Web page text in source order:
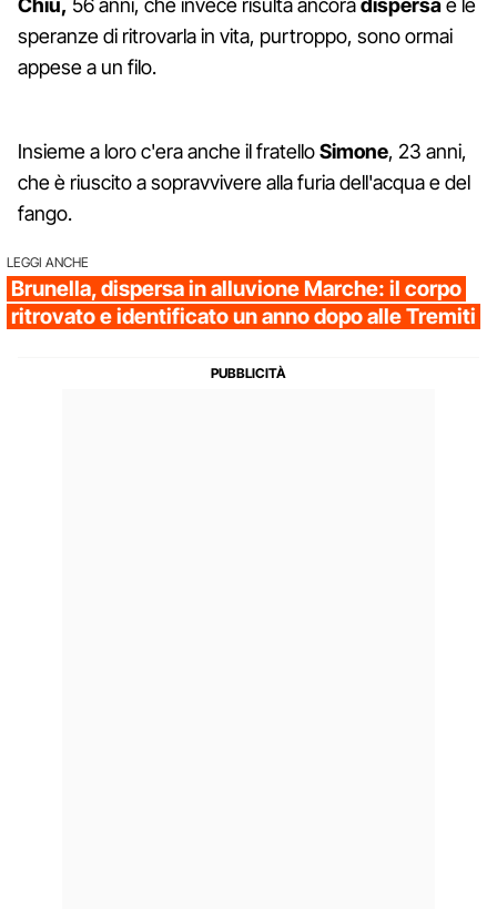
Chiù, 56 anni, che invece risulta ancoradispersae le
speranze di ritrovarla in vita, purtroppo, sono ormai
appese a un filo.
Insieme a loro c'era anche il fratelloSimone, 23 anni,
che è riuscito a sopravvivere alla furia dell'acqua e del
fango.
LEGGI ANCHE
Brunella, dispersa in alluvione Marche: il corpo
ritrovato e identificato un anno dopo alle Tremiti